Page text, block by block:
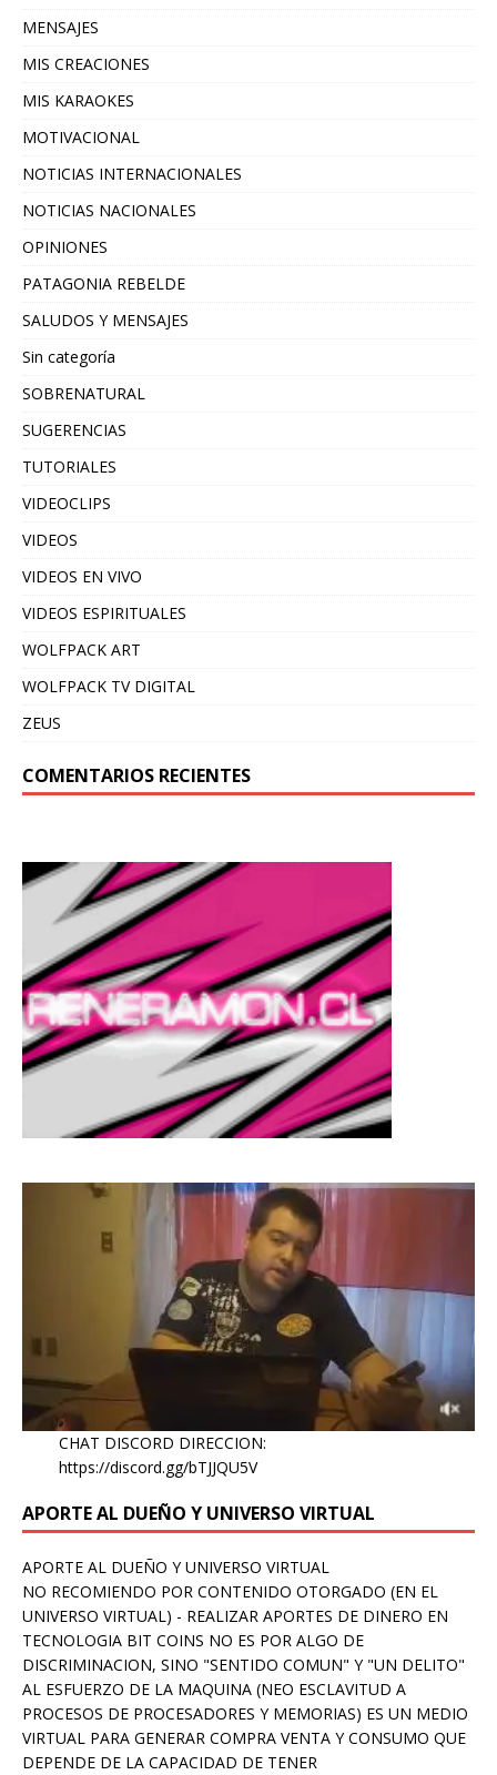
MENSAJES
MIS CREACIONES
MIS KARAOKES
MOTIVACIONAL
NOTICIAS INTERNACIONALES
NOTICIAS NACIONALES
OPINIONES
PATAGONIA REBELDE
SALUDOS Y MENSAJES
Sin categoría
SOBRENATURAL
SUGERENCIAS
TUTORIALES
VIDEOCLIPS
VIDEOS
VIDEOS EN VIVO
VIDEOS ESPIRITUALES
WOLFPACK ART
WOLFPACK TV DIGITAL
ZEUS
COMENTARIOS RECIENTES
CHAT DISCORD DIRECCION:
https://discord.gg/bTJJQU5V
APORTE AL DUEÑO Y UNIVERSO VIRTUAL
APORTE AL DUEÑO Y UNIVERSO VIRTUAL
NO RECOMIENDO POR CONTENIDO OTORGADO (EN EL
UNIVERSO VIRTUAL) - REALIZAR APORTES DE DINERO EN
TECNOLOGIA BIT COINS NO ES POR ALGO DE
DISCRIMINACION, SINO "SENTIDO COMUN" Y "UN DELITO"
AL ESFUERZO DE LA MAQUINA (NEO ESCLAVITUD A
PROCESOS DE PROCESADORES Y MEMORIAS) ES UN MEDIO
VIRTUAL PARA GENERAR COMPRA VENTA Y CONSUMO QUE
DEPENDE DE LA CAPACIDAD DE TENER